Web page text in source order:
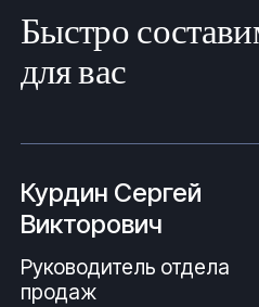
Быстро
для вас
Курдин Сергей
Викторович
Руководитель отдела
продаж